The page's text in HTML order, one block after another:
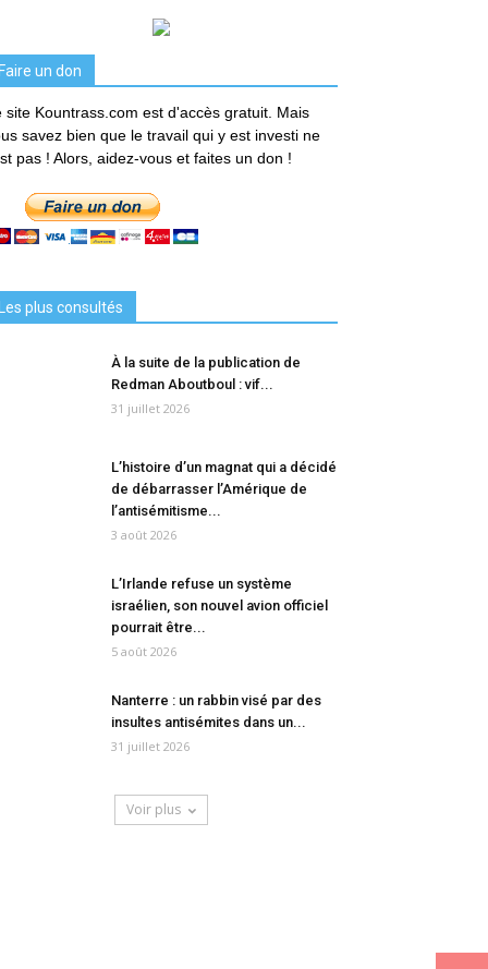
Faire un don
site Kountrass.com est d'accès gratuit. Mais
savez bien que le travail qui y est investi ne
pas ! Alors, aidez-vous et faites un don !
Les plus consultés
À la suite de la publication de
Redman Aboutboul : vif...
31 juillet 2026
L’histoire d’un magnat qui a décidé
de débarrasser l’Amérique de
l’antisémitisme...
3 août 2026
L’Irlande refuse un système
israélien, son nouvel avion officiel
pourrait être...
5 août 2026
Nanterre : un rabbin visé par des
insultes antisémites dans un...
31 juillet 2026
Voir plus